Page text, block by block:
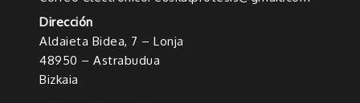
Dirección
Aldaieta Bidea, 7 – Lonja
48950 – Astrabudua
Bizkaia